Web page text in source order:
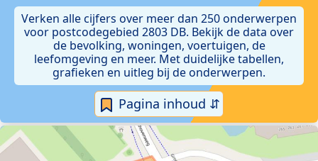
Verken alle cijfers over meer dan 250 onderwerpen
voor postcodegebied 2803 DB. Bekijk de data over
de bevolking, woningen, voertuigen, de
leefomgeving en meer. Met duidelijke tabellen,
grafieken en uitleg bij de onderwerpen.
Pagina inhoud ⇵